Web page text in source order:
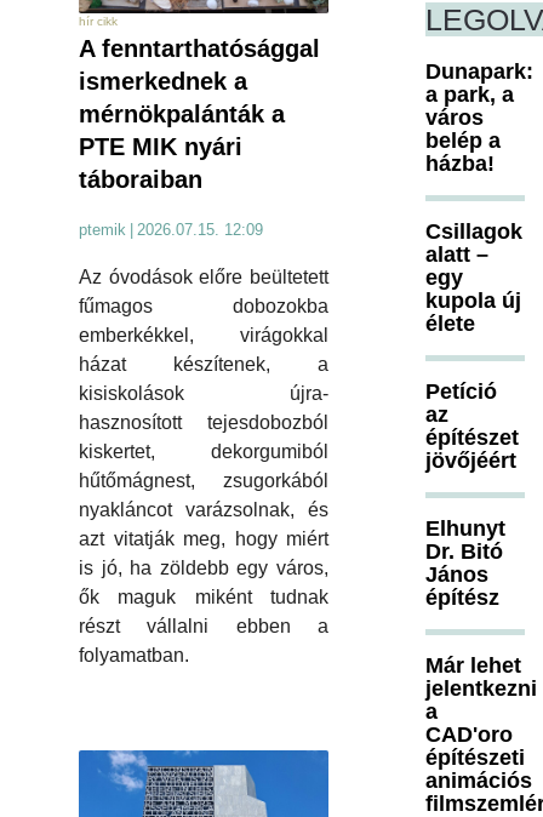
hír cikk
A fenntarthatósággal
ismerkednek a
mérnökpalánták a
PTE MIK nyári
táboraiban
ptemik 2026.07.15. 12:09
Az óvodások előre beültetett
fűmagos dobozokba
emberkékkel, virágokkal
házat készítenek, a
kisiskolások újra-
hasznosított tejesdobozból
kiskertet, dekorgumiból
hűtőmágnest, zsugorkából
nyakláncot varázsolnak, és
azt vitatják meg, hogy miért
is jó, ha zöldebb egy város,
ők maguk miként tudnak
részt vállalni ebben a
folyamatban.
Dunapark:
a park, a
város
belép a
házba!
Csillagok
alatt –
egy
kupola új
élete
Petíció
az
építészet
jövőjéért
Elhunyt
Dr. Bitó
János
építész
Már lehet
jelentkezni
a
CAD'oro
építészeti
animációs